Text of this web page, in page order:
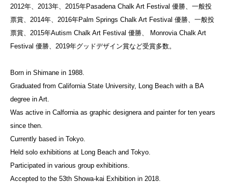
2012年、2013年、2015年Pasadena Chalk Art Festival 優勝、一般投
票賞、2014年、2016年Palm Springs Chalk Art Festival 優勝、一般投
票賞、2015年Autism Chalk Art Festival 優勝、 Monrovia Chalk Art
Festival 優勝、2019年グッドデザイン賞など受賞多数。
Born in Shimane in 1988.
Graduated from California State University, Long Beach with a BA
degree in Art.
Was active in Calfornia as graphic designera and painter for ten years
since then.
Currently based in Tokyo.
Held solo exhibitions at Long Beach and Tokyo.
Participated in various group exhibitions.
Accepted to the 53th Showa-kai Exhibition in 2018.